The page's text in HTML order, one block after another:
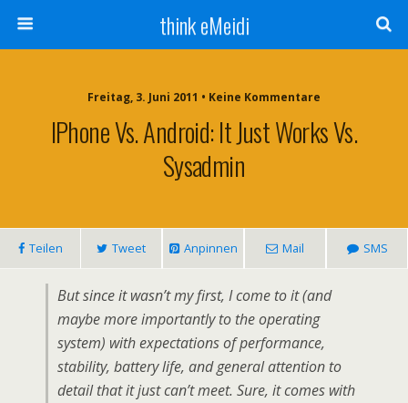
think eMeidi
Freitag, 3. Juni 2011 • Keine Kommentare
IPhone Vs. Android: It Just Works Vs.
Sysadmin
Teilen Tweet Anpinnen Mail SMS
But since it wasn’t my first, I come to it (and
maybe more importantly to the operating
system) with expectations of performance,
stability, battery life, and general attention to
detail that it just can’t meet. Sure, it comes with